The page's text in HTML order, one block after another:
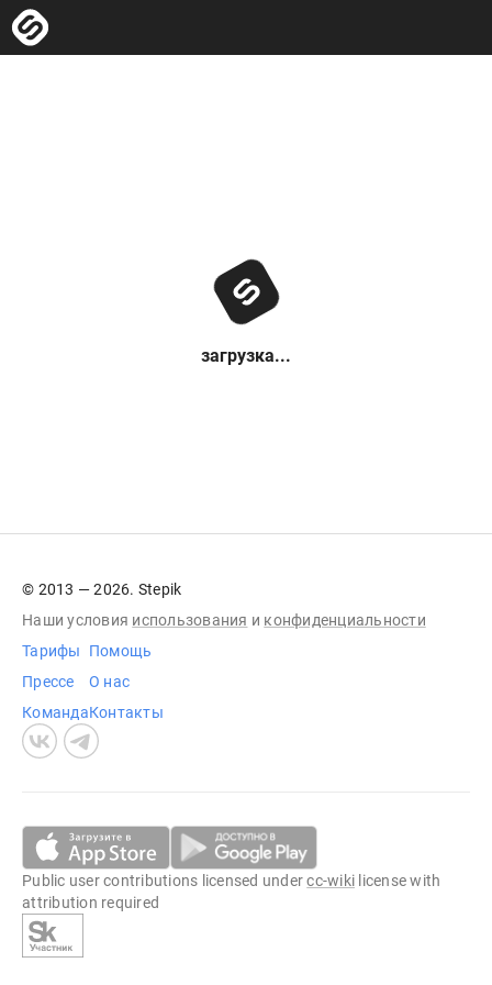
загрузка...
© 2013 — 2026. Stepik
Наши условия использования и конфиденциальности
Тарифы
Прессе
Команда
Помощь
О нас
Контакты
Public user contributions licensed undercc-wiki license with
attribution required